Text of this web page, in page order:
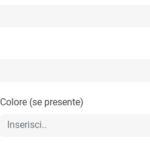
Colore (se presente)